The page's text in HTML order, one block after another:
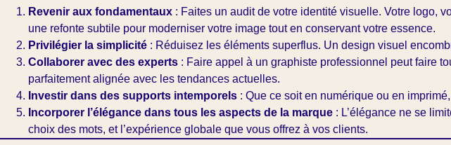
Revenir aux fondamentaux : Faites un audit de votre identité visuelle. Votre logo,
une refonte subtile pour moderniser votre image tout en conservant votre essence.
Privilégier la simplicité : Réduisez les éléments superflus. Un design visuel
Collaborer avec des experts : Faire appel à un graphiste professionnel peut faire
parfaitement alignée avec les tendances actuelles.
Investir dans des supports intemporels : Que ce soit en numérique ou en
Incorporer l’élégance dans tous les aspects de la marque : L’élégance ne se
choix des mots, et l’expérience globale que vous offrez à vos clients.